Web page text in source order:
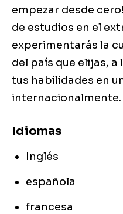
empezar desde
de estudios en el
experimentarás la
del país que elijas, a
tus habilidades en
internacionalmente.
Idiomas
Inglés
española
francesa